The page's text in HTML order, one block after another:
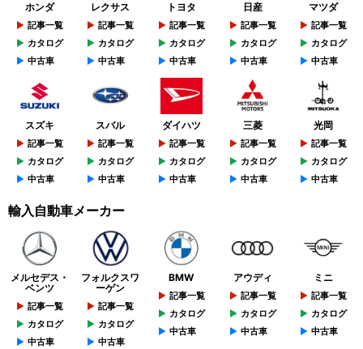
ホンダ
記事一覧
カタログ
中古車
レクサス
記事一覧
カタログ
中古車
トヨタ
記事一覧
カタログ
中古車
日産
記事一覧
カタログ
中古車
マツダ
記事一覧
カタログ
中古車
スズキ
記事一覧
カタログ
中古車
スバル
記事一覧
カタログ
中古車
ダイハツ
記事一覧
カタログ
中古車
三菱
記事一覧
カタログ
中古車
光岡
記事一覧
カタログ
中古車
輸入自動車メーカー
メルセデス・
ベンツ
記事一覧
カタログ
中古車
フォルクスワ
ーゲン
記事一覧
カタログ
中古車
BMW
記事一覧
カタログ
中古車
アウディ
記事一覧
カタログ
中古車
ミニ
記事一覧
カタログ
中古車